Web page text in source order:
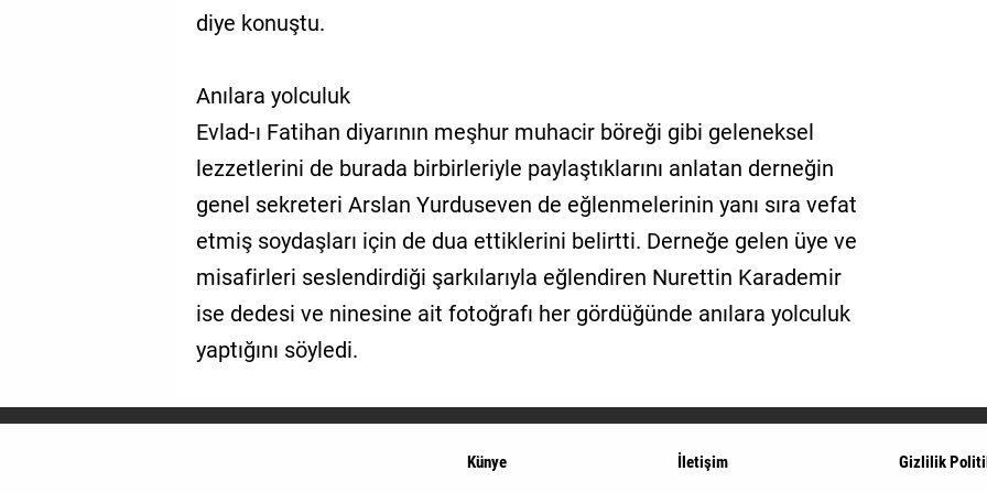
diye konuştu.
Anılara yolculuk
Evlad-ı Fatihan diyarının meşhur muhacir böreği gibi geleneksel
lezzetlerini de burada birbirleriyle paylaştıklarını anlatan derneğin
genel sekreteri Arslan Yurduseven de eğlenmelerinin yanı sıra vefat
etmiş soydaşları için de dua ettiklerini belirtti. Derneğe gelen üye ve
misafirleri seslendirdiği şarkılarıyla eğlendiren Nurettin Karademir
ise dedesi ve ninesine ait fotoğrafı her gördüğünde anılara yolculuk
yaptığını söyledi.
Künye İletişim Gizlilik